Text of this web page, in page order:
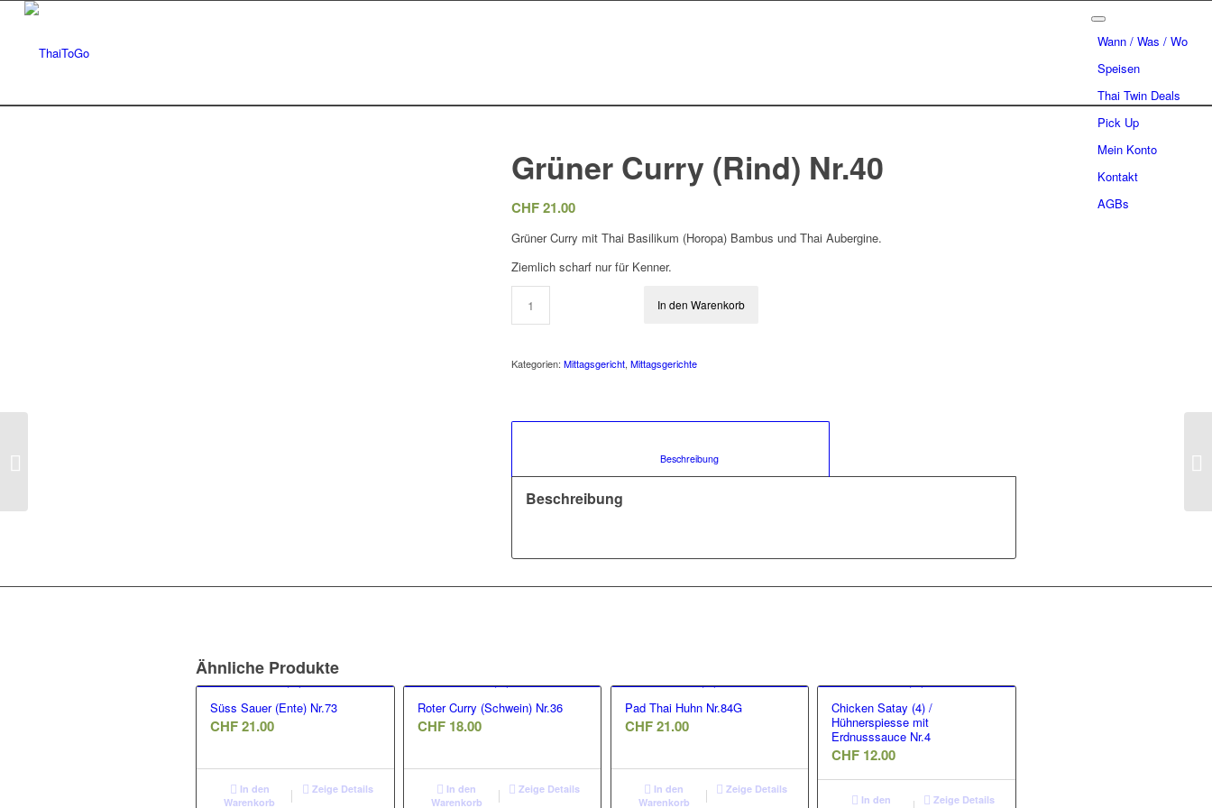
Wann / Was / Wo
Speisen
Thai Twin Deals
Pick Up
Mein Konto
Kontakt
AGBs
Grüner Curry (Rind) Nr.40
CHF21.00
Grüner Curry mit Thai Basilikum (Horopa) Bambus und Thai Aubergine.
Ziemlich scharf nur für Kenner.
In den Warenkorb
Kategorien:Mittagsgericht,Mittagsgerichte
Beschreibung
Ähnliche Produkte
Süss Sauer (Ente) Nr.73
CHF21.00
In den
Warenkorb
Zeige Details
Roter Curry (Schwein) Nr.36
CHF18.00
In den
Warenkorb
Zeige Details
Pad Thai Huhn Nr.84G
CHF21.00
In den
Warenkorb
Zeige Details
Chicken Satay (4) /
Hühnerspiesse mit
Erdnusssauce Nr.4
CHF 12.00
In den
Zeige Details